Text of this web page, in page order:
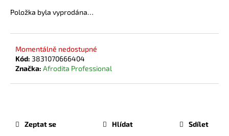
Položka byla vyprodána…
Momentálně nedostupné
Kód: 3831070666404
Značka: Afrodita Professional
Zeptat se Hlídat Sdílet
u
j